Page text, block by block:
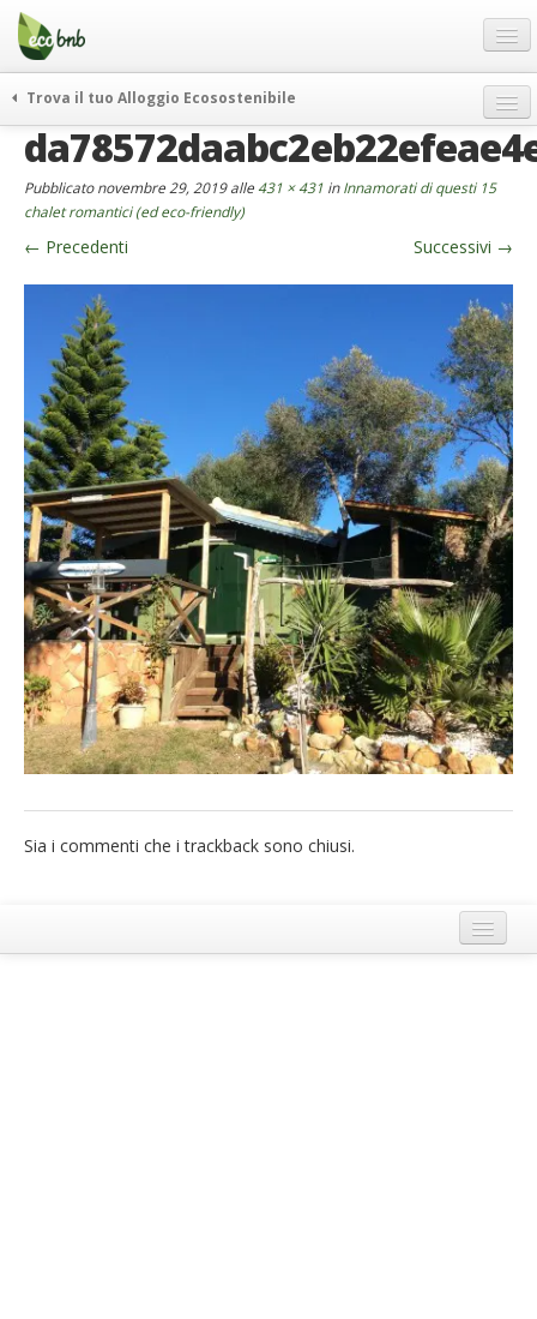
Menu
Salta
contenuto
Offerte Speciali
Regali
FAQ
Chi Siamo
Contatti
Italiano
German
English
Spanish
French
Italiano
Trova il tuo Alloggio Ecosostenibile
weekend green
curiosità
vivere e viaggiare verde
news ed eventi
ecohotel
rassegna stampa
Pubblicatonovembre 29, 2019alle431 × 431 inInnamorati di questi 15
chalet romantici (ed eco-friendly)
← Precedenti Successivi →
Sia i commenti che i trackback sono chiusi.